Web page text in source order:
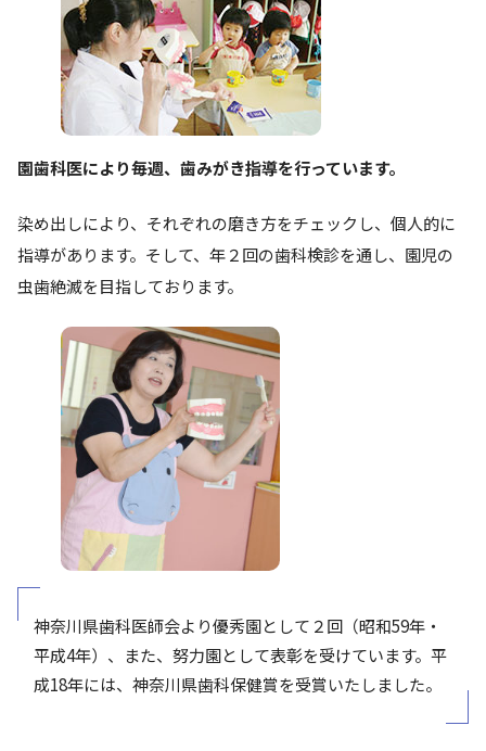
園歯科医により毎週、歯みがき指導を行っています。
染め出しにより、それぞれの磨き方をチェックし、個人的に
指導があります。そして、年２回の歯科検診を通し、園児の
虫歯絶滅を目指しております。
神奈川県歯科医師会より優秀園として２回（昭和59年・
平成4年）、また、努力園として表彰を受けています。平
成18年には、神奈川県歯科保健賞を受賞いたしました。